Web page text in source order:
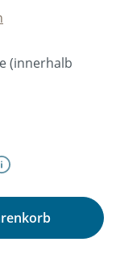
(innerhalb